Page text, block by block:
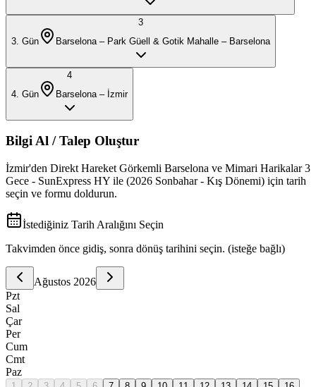
3
3 . Gün Barselona – Park Güell & Gotik Mahalle – Barselona
4
4 . Gün Barselona – İzmir
Bilgi Al / Talep Oluştur
İzmir'den Direkt Hareket Görkemli Barselona ve Mimari Harikalar 3
Gece - SunExpress HY ile (2026 Sonbahar - Kış Dönemi) için tarih
seçin ve formu doldurun.
İstediğiniz Tarih Aralığını Seçin
Takvimden önce gidiş, sonra dönüş tarihini seçin. (isteğe bağlı)
Ağustos 2026
Pzt
Sal
Çar
Per
Cum
Cmt
Paz